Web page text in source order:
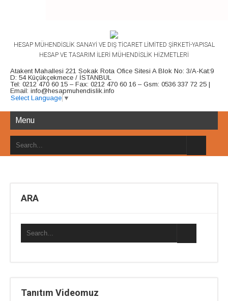
HESAP MÜHENDİSLİK SANAYİ VE DIŞ TİCARET LİMİTED ŞİRKETİ-YAPISAL
HESAP VE TASARIM İLERİ MÜHENDİSLİK HİZMETLERİ
Atakent Mahallesi 221 Sokak Rota Ofice Sitesi A Blok No: 3/A-Kat:9
D: 54 Küçükçekmece / İSTANBUL
Tel: 0212 470 60 15 – Fax: 0212 470 60 16 – Gsm: 0536 337 72 25 |
Email: info@hesapmuhendislik.info
Select Language ▼
Menu
ARA
Tanıtım Videomuz